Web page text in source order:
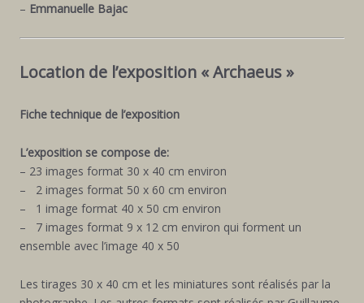
– Emmanuelle Bajac
Location de l’exposition « Archaeus »
Fiche technique de l’exposition
L’exposition se compose de:
– 23 images format 30 x 40 cm environ
– 2 images format 50 x 60 cm environ
– 1 image format 40 x 50 cm environ
– 7 images format 9 x 12 cm environ qui forment un
ensemble avec l’image 40 x 50
Les tirages 30 x 40 cm et les miniatures sont réalisés par la